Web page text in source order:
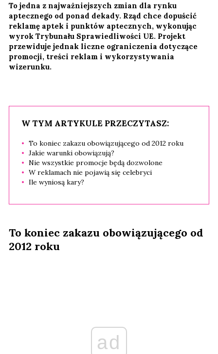
To jedna z najważniejszych zmian dla rynku
aptecznego od ponad dekady. Rząd chce dopuścić
reklamę aptek i punktów aptecznych, wykonując
wyrok Trybunału Sprawiedliwości UE. Projekt
przewiduje jednak liczne ograniczenia dotyczące
promocji, treści reklam i wykorzystywania
wizerunku.
W TYM ARTYKULE PRZECZYTASZ:
To koniec zakazu obowiązującego od 2012 roku
Jakie warunki obowiązują?
Nie wszystkie promocje będą dozwolone
W reklamach nie pojawią się celebryci
Ile wyniosą kary?
To koniec zakazu obowiązującego od
2012 roku
ad